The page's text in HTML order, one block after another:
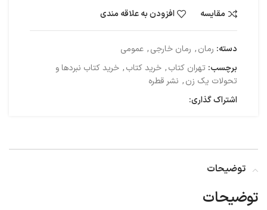
مقایسه
افزودن به علاقه مندی
دسته: رمان, رمان خارجی, عمومی
برچسب: تهران کتاب, خرید کتاب, خرید کتاب نبردها و
تحولات یک زن, نشر قطره
اشتراک گذاری:
توضیحات
توضیحات